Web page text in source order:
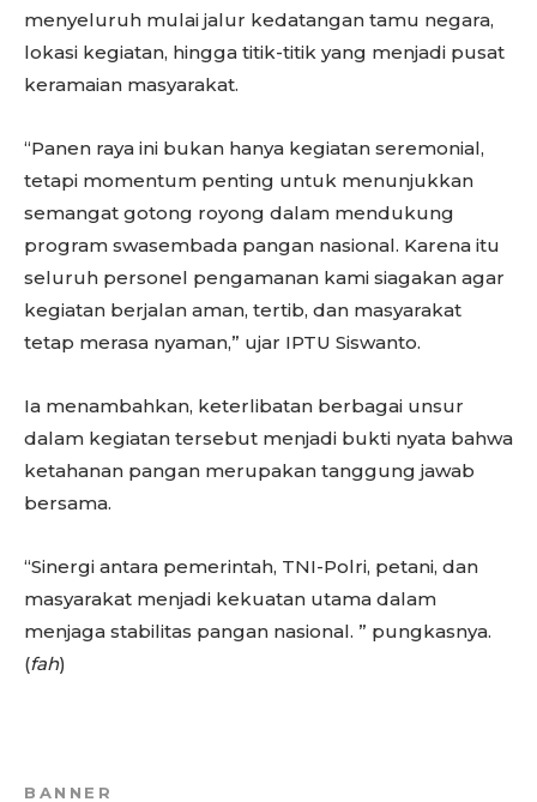
menyeluruh mulai jalur kedatangan tamu negara,
lokasi kegiatan, hingga titik-titik yang menjadi pusat
keramaian masyarakat.
“Panen raya ini bukan hanya kegiatan seremonial,
tetapi momentum penting untuk menunjukkan
semangat gotong royong dalam mendukung
program swasembada pangan nasional. Karena itu
seluruh personel pengamanan kami siagakan agar
kegiatan berjalan aman, tertib, dan masyarakat
tetap merasa nyaman,” ujar IPTU Siswanto.
Ia menambahkan, keterlibatan berbagai unsur
dalam kegiatan tersebut menjadi bukti nyata bahwa
ketahanan pangan merupakan tanggung jawab
bersama.
“Sinergi antara pemerintah, TNI-Polri, petani, dan
masyarakat menjadi kekuatan utama dalam
menjaga stabilitas pangan nasional. ” pungkasnya.
(fah)
BANNER